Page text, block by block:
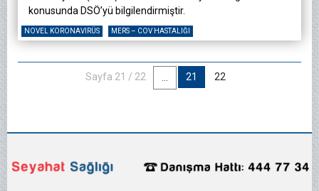
konusunda DSÖ’yü bilgilendirmiştir.
NOVEL KORONAVIRÜS MERS – COV HASTALIĞI
Sayfa 21 / 22 ... 21 22